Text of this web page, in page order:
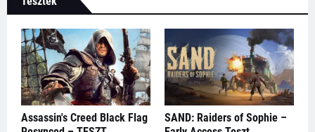
Assassin's Creed Black Flag
SAND: Raiders of Sophie –